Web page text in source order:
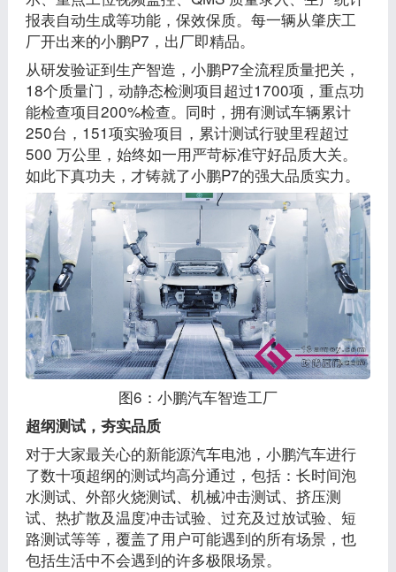
报表自动生成等功能，保效保质。每一辆从肇庆工
厂开出来的小鹏P7，出厂即精品。
从研发验证到生产智造，小鹏P7全流程质量把关，
18个质量门，动静态检测项目超过1700项，重点功
能检查项目200%检查。同时，拥有测试车辆累计
250台，151项实验项目，累计测试行驶里程超过
500 万公里，始终如一用严苛标准守好品质大关。
如此下真功夫，才铸就了小鹏P7的强大品质实力。
图6：小鹏汽车智造工厂
超纲测试，夯实品质
对于大家最关心的新能源汽车电池，小鹏汽车进行
了数十项超纲的测试均高分通过，包括：长时间泡
水测试、外部火烧测试、机械冲击测试、挤压测
试、热扩散及温度冲击试验、过充及过放试验、短
路测试等等，覆盖了用户可能遇到的所有场景，也
包括生活中不会遇到的许多极限场景。